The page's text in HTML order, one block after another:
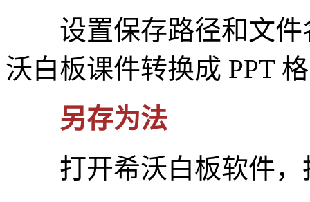
设置保存路径和文件
沃白板课件转换成 PPT
另存为法
打开希沃白板软件，